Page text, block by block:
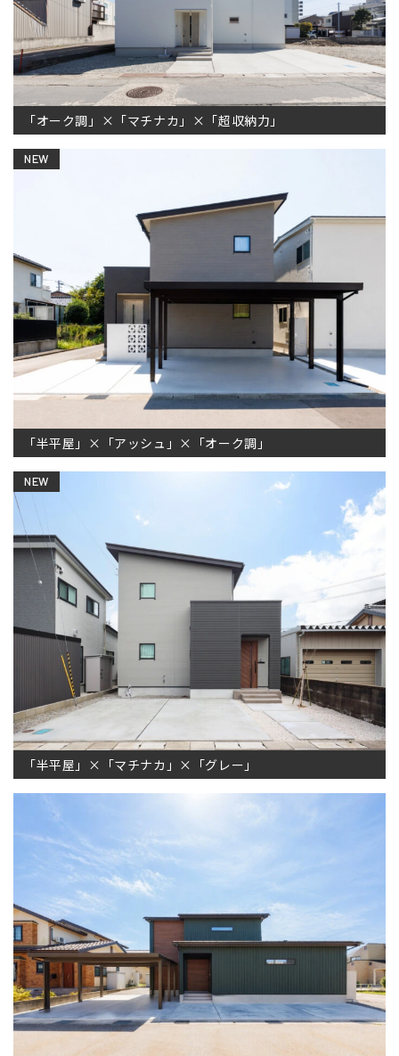
「オーク調」×「マチナカ」×「超収納力」
NEW
「半平屋」×「アッシュ」×「オーク調」
NEW
「半平屋」×「マチナカ」×「グレー」